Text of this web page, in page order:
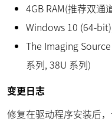
4GB RAM(推荐双通
Windows 10 (64-
The Imaging
系列, 38U 系列)
变更日志
修复在驱动程序安装后